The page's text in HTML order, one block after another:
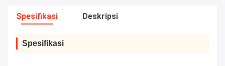
Spesifikasi Deskripsi
Spesifikasi